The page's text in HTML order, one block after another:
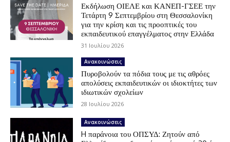
Εκδήλωση ΟΙΕΛΕ και ΚΑΝΕΠ-ΓΣΕΕ την
Τετάρτη 9 Σεπτεμβρίου στη Θεσσαλονίκη
για την κρίση και τις προοπτικές του
εκπαιδευτικού επαγγέλματος στην Ελλάδα
31 Ιουλίου 2026
Ανακοινώσεις
Πυροβολούν τα πόδια τους με τις αθρόες
απολύσεις εκπαιδευτικών οι ιδιοκτήτες των
ιδιωτικών σχολείων
28 Ιουλίου 2026
Ανακοινώσεις
H παράνοια του ΟΠΣΥΔ: Ζητούν από